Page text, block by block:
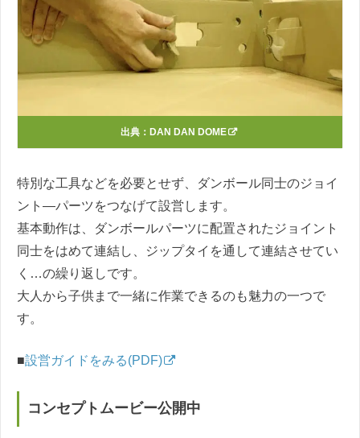
出典： DAN DAN DOME
特別な工具などを必要とせず、ダンボール同士のジョイ
ント―パーツをつなげて設営します。
基本動作は、ダンボールパーツに配置されたジョイント
同士をはめて連結し、ジップタイを通して連結させてい
く…の繰り返しです。
大人から子供まで一緒に作業できるのも魅力の一つで
す。
■設営ガイドをみる(PDF)
コンセプトムービー公開中